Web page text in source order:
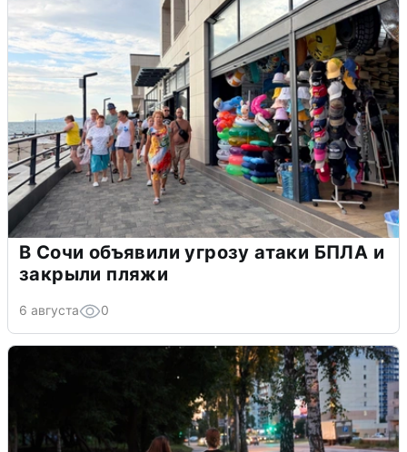
В Сочи объявили угрозу атаки БПЛА и
закрыли пляжи
6 августа 0